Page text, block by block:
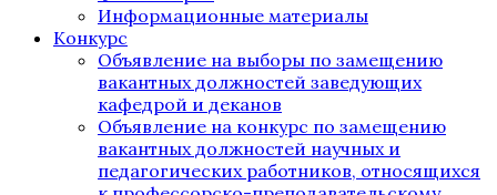
Информационные материалы
Конкурс
Объявление на выборы по замещению
вакантных должностей заведующих
кафедрой и деканов
Объявление на конкурс по замещению
вакантных должностей научных и
педагогических работников, относящихся